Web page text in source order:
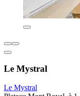
Le Mystral
Le Mystral